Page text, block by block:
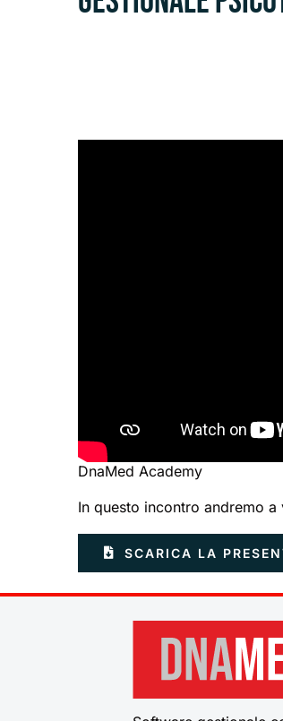
DnaMed Academy
In questo incontro andremo
SCARICA LA